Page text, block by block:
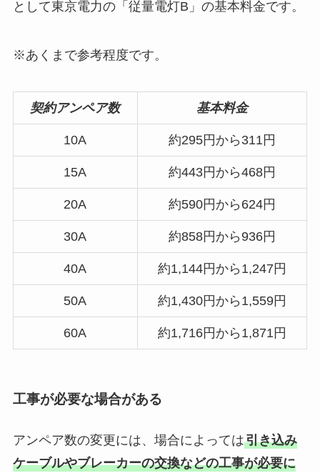
として東京電力の「従量電灯B」の基本料金です。
※あくまで参考程度です。
契約アンペア数 基本料金
10A 約295円から311円
15A 約443円から468円
20A 約590円から624円
30A 約858円から936円
40A 約1,144円から1,247円
50A 約1,430円から1,559円
60A 約1,716円から1,871円
工事が必要な場合がある
アンペア数の変更には、場合によっては引き込み
ケーブルやブレーカーの交換などの工事が必要に